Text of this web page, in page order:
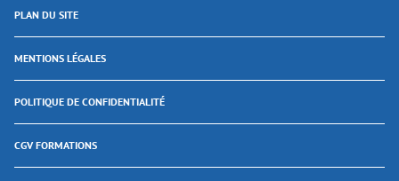
PLAN DU SITE
MENTIONS LÉGALES
POLITIQUE DE CONFIDENTIALITÉ
CGV FORMATIONS